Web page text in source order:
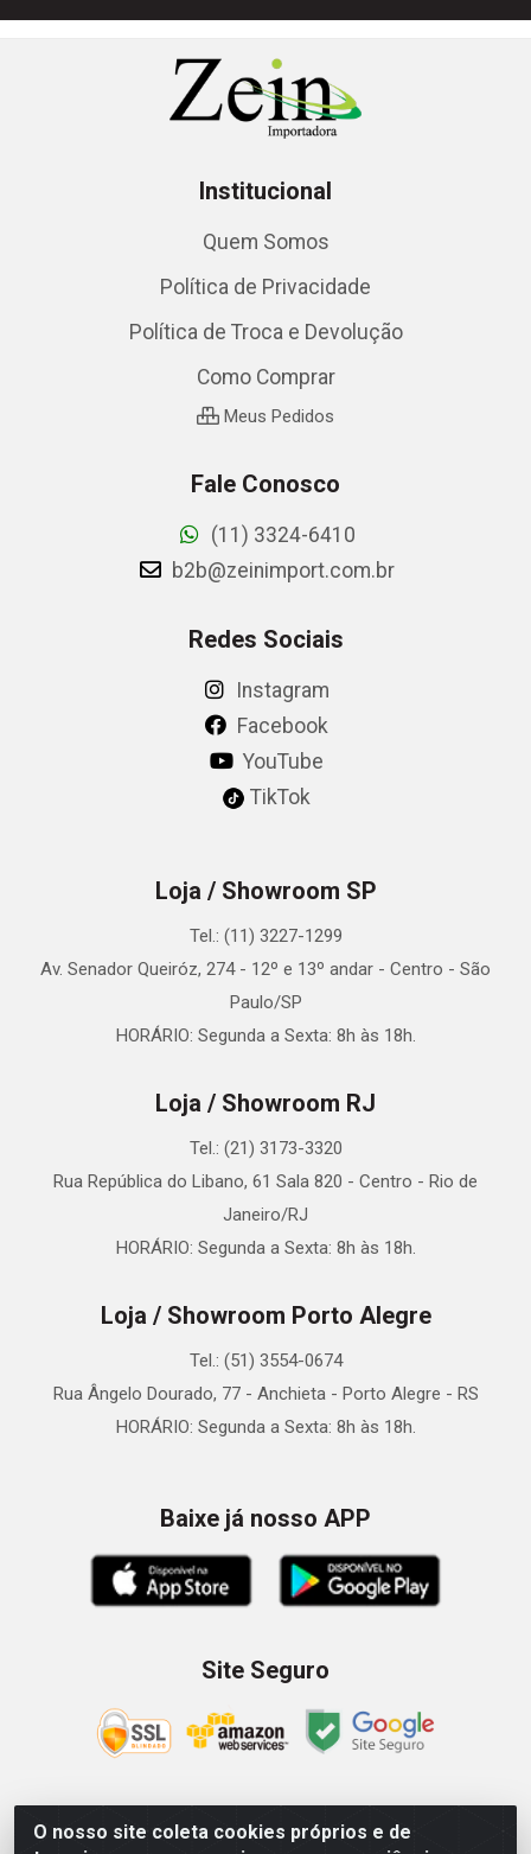
O nosso site coleta cookies próprios e de
Institucional
Quem Somos
Política de Privacidade
Política de Troca e Devolução
Como Comprar
Meus Pedidos
Fale Conosco
(11) 3324-6410
b2b@zeinimport.com.br
Redes Sociais
Instagram
Facebook
YouTube
TikTok
Loja / Showroom SP
Tel.: (11) 3227-1299
Av. Senador Queiróz, 274 - 12º e 13º andar - Centro - São
Paulo/SP
HORÁRIO: Segunda a Sexta: 8h às 18h.
Loja / Showroom RJ
Tel.: (21) 3173-3320
Rua República do Libano, 61 Sala 820 - Centro - Rio de
Janeiro/RJ
HORÁRIO: Segunda a Sexta: 8h às 18h.
Loja / Showroom Porto Alegre
Tel.: (51) 3554-0674
Rua Ângelo Dourado, 77 - Anchieta - Porto Alegre - RS
HORÁRIO: Segunda a Sexta: 8h às 18h.
Baixe já nosso APP
Site Seguro
Zein Importação e Comércio LTDA - Av. Senador Queiróz, 274